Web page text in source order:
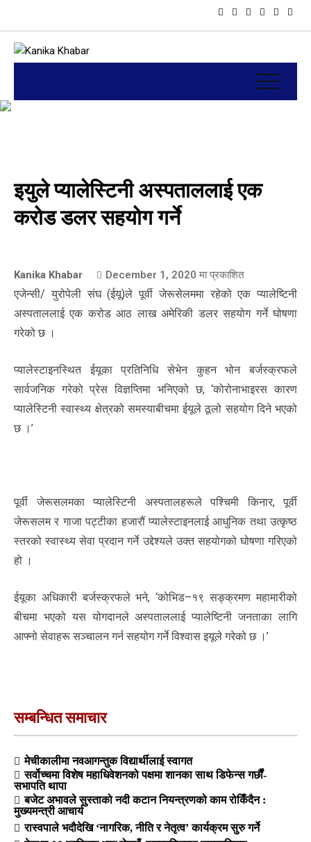
इयुले प्यालेस्टिनी अस्पताललाई एक
करोड डलर सहयोग गर्ने
Kanika Khabar December 1, 2020 मा प्रकाशित
एजेन्सी/ युरोपेली संघ (ईयू)ले पूर्वी जेरूसेलममा रहेको एक प्यालेष्टिनी
अस्पताललाई एक करोड आठ लाख अमेरिकी डलर सहयोग गर्ने घोषणा
गरेको छ ।
प्यालेस्टाइनस्थित ईयूका प्रतिनिधि सेभेन कुहन भोन बर्जस्क्रफले
सार्वजनिक गरेको प्रेस विज्ञप्तिमा भनिएको छ, ‘कोरोनाभाइरस कारण
प्यालेस्टिनी स्वास्थ्य क्षेत्रको समस्याबीचमा ईयूले ठूलो सहयोग दिने भएको
छ ।’
पूर्वी जेरूसलमका प्यालेस्टिनी अस्पतालहरूले पश्चिमी किनार, पूर्वी
जेरूसलम र गाजा पट्टीका हजारौं प्यालेस्टाइनलाई आधुनिक तथा उत्कृष्ठ
स्तरको स्वास्थ्य सेवा प्रदान गर्ने उद्देश्यले उक्त सहयोगको घोषणा गरिएको
हो ।
ईयूका अधिकारी बर्जस्क्रफले भने, ‘कोभिड–१९ सङ्क्रमण महामारीको
बीचमा भएको यस योगदानले अस्पताललाई प्यालेष्टिनी जनताका लागि
आफ्नो सेवाहरू सञ्चालन गर्न सहयोग गर्ने विश्वास इयूले गरेको छ ।’
सम्बन्धित समाचार
मेचीकालीमा नवआगन्तुक विद्यार्थीलाई स्वागत
सर्वोच्चमा विशेष महाधिवेशनको पक्षमा शानका साथ डिफेन्स गर्छौं-
सभापति थापा
बजेट अभावले सुस्ताको नदी कटान नियन्त्रणको काम रोकिँदैन :
मुख्यमन्त्री आचार्य
रास्वपाले भदौदेखि ‘नागरिक, नीति र नेतृत्व’ कार्यक्रम सुरु गर्ने